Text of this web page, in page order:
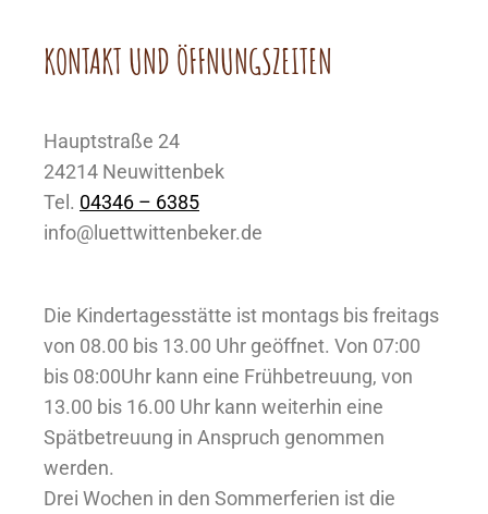
KONTAKT UND ÖFFNUNGSZEITEN
Hauptstraße 24
24214 Neuwittenbek
Tel. 04346 – 6385
info@luettwittenbeker.de
Die Kindertagesstätte ist montags bis freitags
von 08.00 bis 13.00 Uhr geöffnet. Von 07:00
bis 08:00Uhr kann eine Frühbetreuung, von
13.00 bis 16.00 Uhr kann weiterhin eine
Spätbetreuung in Anspruch genommen
werden.
Drei Wochen in den Sommerferien ist die